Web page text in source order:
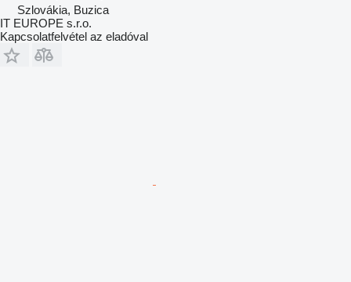
Szlovákia, Buzica
IT EUROPE s.r.o.
Kapcsolatfelvétel az eladóval